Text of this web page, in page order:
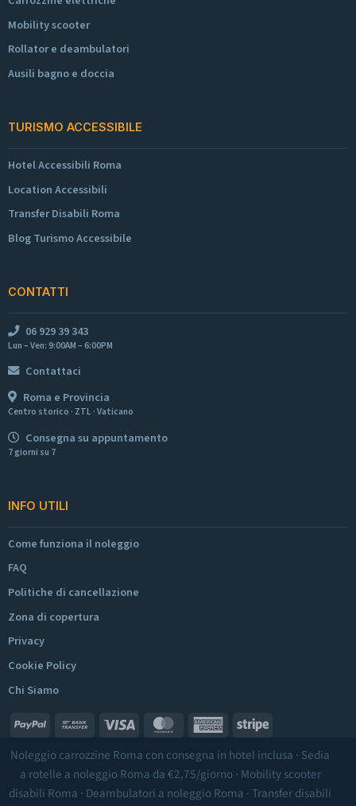
Mobility scooter
Rollator e deambulatori
Ausili bagno e doccia
TURISMO ACCESSIBILE
Hotel Accessibili Roma
Location Accessibili
Transfer Disabili Roma
Blog Turismo Accessibile
CONTATTI
06 929 39 343
Lun – Ven: 9:00AM – 6:00PM
Contattaci
Roma e Provincia
Centro storico · ZTL · Vaticano
Consegna su appuntamento
7 giorni su 7
INFO UTILI
Come funziona il noleggio
FAQ
Politiche di cancellazione
Zona di copertura
Privacy
Cookie Policy
Chi Siamo
PayPal
Bank
Transfer
Visa MasterCard American
Express
Stripe
Noleggio carrozzine Roma con consegna in hotel inclusa · Sedia
a rotelle a noleggio Roma da €2,75/giorno · Mobility scooter
disabili Roma · Deambulatori a noleggio Roma ·Transfer disabili